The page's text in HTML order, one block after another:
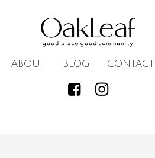
ABOUT BLOG CONTACT